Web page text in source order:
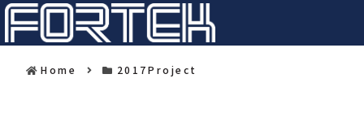
Home 2017Project